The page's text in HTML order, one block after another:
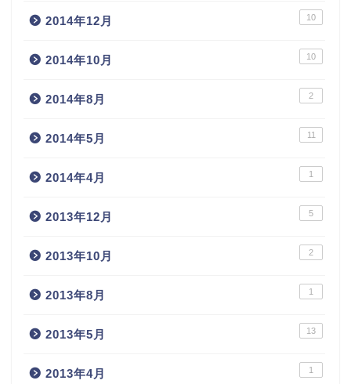
2014年12月 10
2014年10月 10
2014年8月 2
2014年5月 11
2014年4月 1
2013年12月 5
2013年10月 2
2013年8月 1
2013年5月 13
2013年4月 1